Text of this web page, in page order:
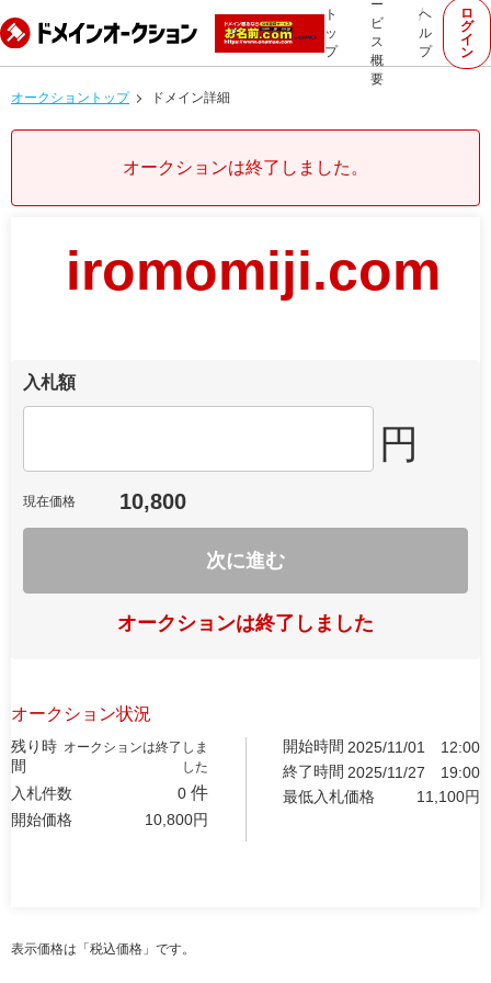
ト
ッ
プ
ー
ビ
ス
概
要
ヘ
ル
プ
ロ
グ
イ
ン
オークショントップ ドメイン詳細
オークションは終了しました。
iromomiji.com
入札額
円
現在価格 10,800
次に進む
オークションは終了しました
オークション状況
残り時
間
オークションは終了しま
した
入札件数 0 件
開始価格 10,800円
開始時間 2025/11/01
12:00
終了時間 2025/11/27
19:00
最低入札価格
11,100円
表示価格は「税込価格」です。